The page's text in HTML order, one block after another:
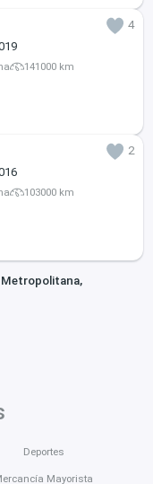
4
141000 km
2
103000 km
Metropolitana,
Deportes
Mayorista